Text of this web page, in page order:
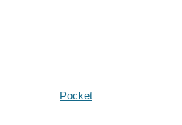
Pocket